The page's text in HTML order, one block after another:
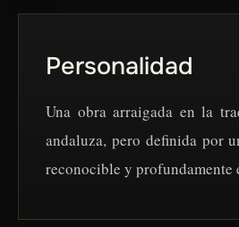
Personalidad
Una obra arraigada en la
andaluza, pero definida por
reconocible y profundamente